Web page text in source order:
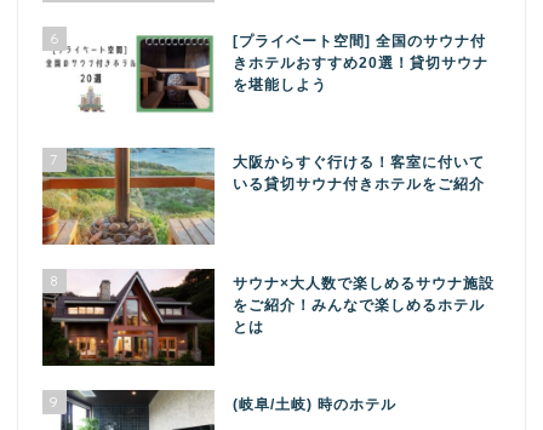
6
[プライベート空間] 全国のサウナ付
きホテルおすすめ20選！貸切サウナ
を堪能しよう
7
大阪からすぐ行ける！客室に付いて
いる貸切サウナ付きホテルをご紹介
8
サウナ×大人数で楽しめるサウナ施設
をご紹介！みんなで楽しめるホテル
とは
9 (岐阜/土岐) 時のホテル